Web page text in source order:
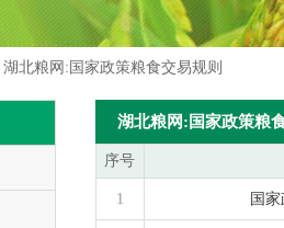
湖北粮网:国家政策粮食交易规则
湖北粮网:国家政策粮
序号
1 国